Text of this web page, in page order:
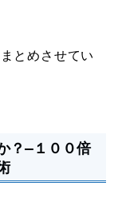
とめさせてい
？―１００倍